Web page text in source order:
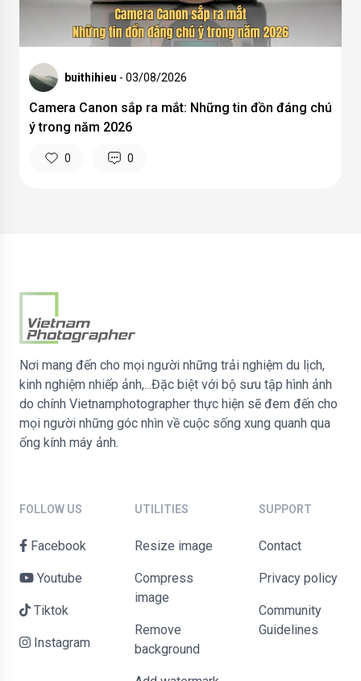
buithihieu - 03/08/2026
Camera Canon sắp ra mắt: Những tin đồn đáng chú
ý trong năm 2026
0 0
Nơi mang đến cho mọi người những trải nghiệm du lịch,
kinh nghiệm nhiếp ảnh,...Đặc biệt với bộ sưu tập hình ảnh
do chính Vietnamphotographer thực hiện sẽ đem đến cho
mọi người những góc nhìn về cuộc sống xung quanh qua
ống kính máy ảnh.
FOLLOW US
Facebook
Youtube
Tiktok
Instagram
UTILITIES
Resize image
Compress
image
Remove
background
SUPPORT
contact
Privacy policy
Community
Guidelines